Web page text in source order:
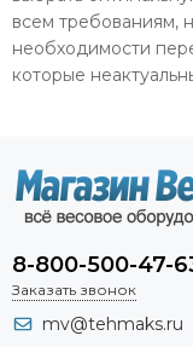
всем требованиям,
необходимости
которые
8-800-500-47-
Заказать звонок
mv@tehmaks.ru